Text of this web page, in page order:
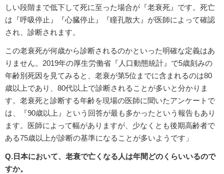
しい段階まで低下して死に至った場合が『老衰死』です。死亡
は『呼吸停止』『心臓停止』『瞳孔散大』が医師によって確認
され、診断されます。
この老衰死が何歳から診断されるのかといった明確な定義はあ
りません。2019年の厚生労働省『人口動態統計』で5歳刻みの
年齢別死因を見てみると、老衰が第5位までに含まれるのは80
歳以上であり、80代以上で診断されることが多いと分かりま
す。老衰死と診断する年齢を現場の医師に聞いたアンケートで
は、『90歳以上』という回答が最も多かったという報告もあり
ます。医師によって幅がありますが、少なくとも後期高齢者で
ある75歳以上が診断の基準になることが多いようです」
Q.日本において、老衰で亡くなる人は年間どのくらいいるので
すか。